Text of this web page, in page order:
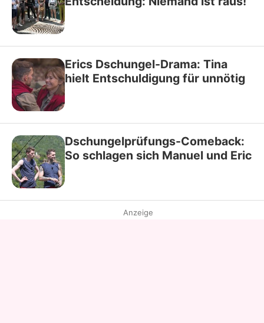
Erics Dschungel-Drama: Tina
hielt Entschuldigung für unnötig
Dschungelprüfungs-Comeback:
So schlagen sich Manuel und Eric
Anzeige